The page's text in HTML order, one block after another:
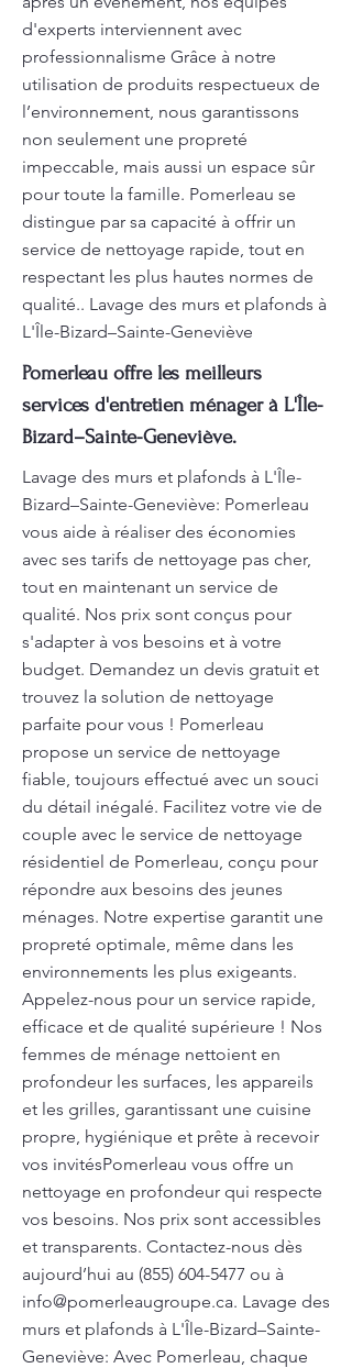
d'experts interviennent avec
professionnalisme Grâce à notre
utilisation de produits respectueux de
l’environnement, nous garantissons
non seulement une propreté
impeccable, mais aussi un espace sûr
pour toute la famille. Pomerleau se
distingue par sa capacité à offrir un
service de nettoyage rapide, tout en
respectant les plus hautes normes de
qualité.. Lavage des murs et plafonds à
L'Île-Bizard–Sainte-Geneviève
Pomerleau offre les meilleurs
services d'entretien ménager à L'Île-
Bizard–Sainte-Geneviève.
Lavage des murs et plafonds à L'Île-
Bizard–Sainte-Geneviève: Pomerleau
vous aide à réaliser des économies
avec ses tarifs de nettoyage pas cher,
tout en maintenant un service de
qualité. Nos prix sont conçus pour
s'adapter à vos besoins et à votre
budget. Demandez un devis gratuit et
trouvez la solution de nettoyage
parfaite pour vous ! Pomerleau
propose un service de nettoyage
fiable, toujours effectué avec un souci
du détail inégalé. Facilitez votre vie de
couple avec le service de nettoyage
résidentiel de Pomerleau, conçu pour
répondre aux besoins des jeunes
ménages. Notre expertise garantit une
propreté optimale, même dans les
environnements les plus exigeants.
Appelez-nous pour un service rapide,
efficace et de qualité supérieure ! Nos
femmes de ménage nettoient en
profondeur les surfaces, les appareils
et les grilles, garantissant une cuisine
propre, hygiénique et prête à recevoir
vos invitésPomerleau vous offre un
nettoyage en profondeur qui respecte
vos besoins. Nos prix sont accessibles
et transparents. Contactez-nous dès
aujourd’hui au (855) 604-5477 ou à
info@pomerleaugroupe.ca. Lavage des
murs et plafonds à L'Île-Bizard–Sainte-
Geneviève: Avec Pomerleau, chaque